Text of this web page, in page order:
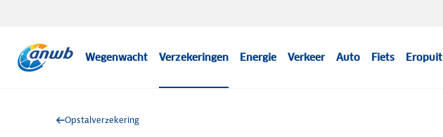
Wegenwacht Verzekeringen Energie Verkeer Auto Fiets Eropuit
Opstalverzekering